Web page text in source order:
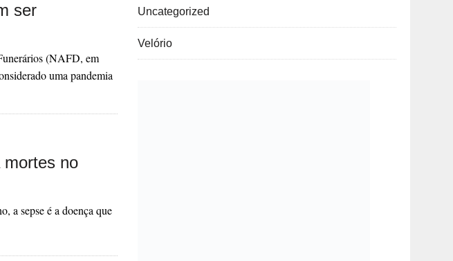
ser
(NAFD, em
uma pandemia
mortes no
a sepse é a doença que
Uncategorized
Velório